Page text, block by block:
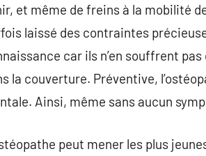
et même de freins à la mobilité
laissé des contraintes
car ils n’en souffrent
la couverture. Préventive,
Ainsi, même sans aucun
peut mener les plus